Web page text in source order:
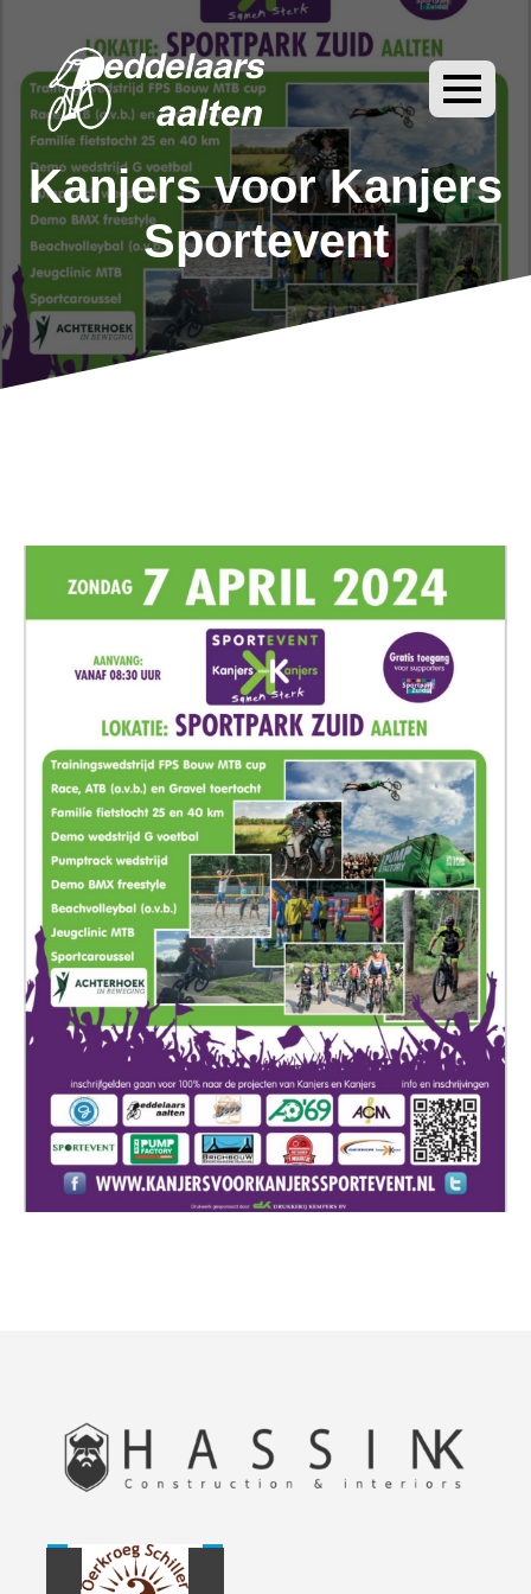
Kanjers voor Kanjers
Sportevent